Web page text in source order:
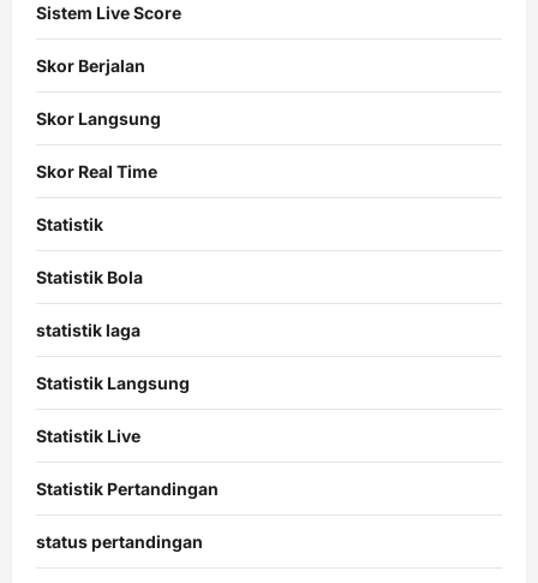
Sistem Live Score
Skor Berjalan
Skor Langsung
Skor Real Time
Statistik
Statistik Bola
statistik laga
Statistik Langsung
Statistik Live
Statistik Pertandingan
status pertandingan